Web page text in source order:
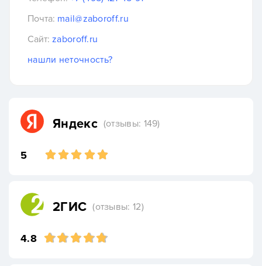
Почта: mail@zaboroff.ru
Сайт: zaboroff.ru
нашли неточность?
Яндекс (отзывы: 149)
5
2ГИС (отзывы: 12)
4.8